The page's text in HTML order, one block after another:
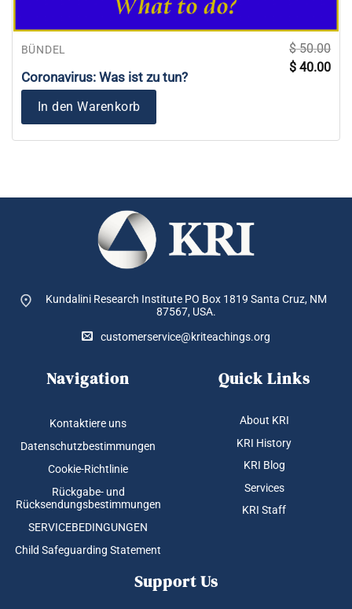
BÜNDEL
Coronavirus: Was ist zu tun?
$50.00
Preis
$ 40.00
In den Warenkorb
Kundalini Research Institute PO Box 1819 Santa Cruz, NM
87567, USA.
customerservice@kriteachings.org
Navigation
Kontaktiere uns
Datenschutzbestimmungen
Cookie-Richtlinie
Rückgabe- und
Rücksendungsbestimmungen
SERVICEBEDINGUNGEN
Child Safeguarding Statement
Quick Links
About KRI
KRI History
KRI Blog
Services
KRI Staff
Support Us